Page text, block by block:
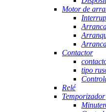
Motor de
Contactor
tipo
Relé